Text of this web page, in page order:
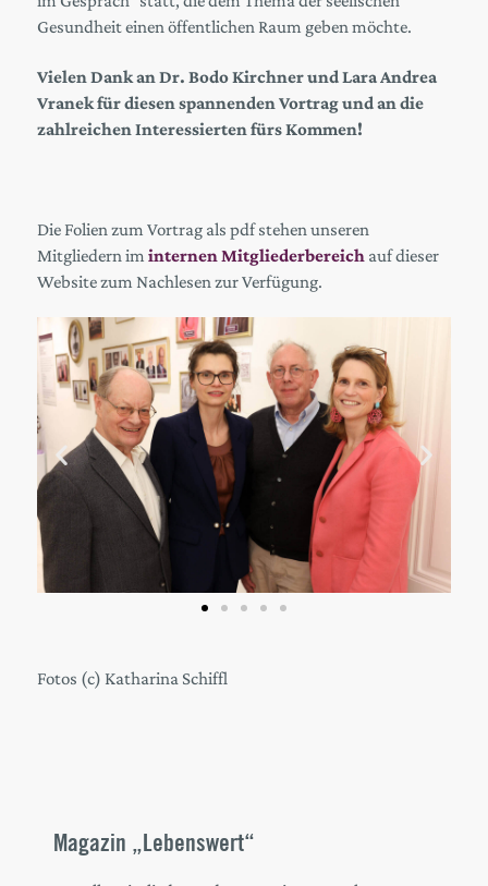
Gesundheit einen öffentlichen Raum geben möchte.
Vielen Dank an Dr. Bodo Kirchner und Lara Andrea
Vranek für diesen spannenden Vortrag und an die
zahlreichen Interessierten fürs Kommen!
Die Folien zum Vortrag als pdf stehen unseren
Mitgliedern im internen Mitgliederbereich auf dieser
Website zum Nachlesen zur Verfügung.
Fotos (c) Katharina Schiffl
Magazin „Lebenswert“